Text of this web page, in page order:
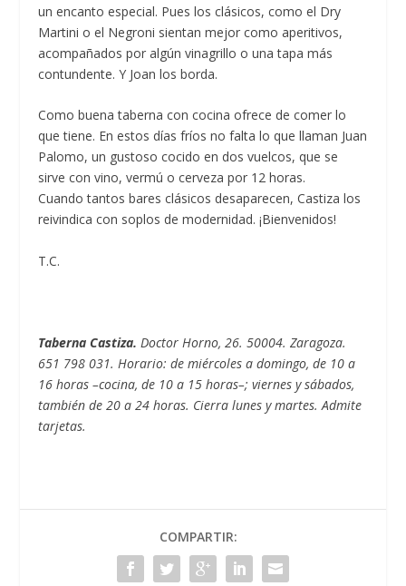
un encanto especial. Pues los clásicos, como el Dry
Martini o el Negroni sientan mejor como aperitivos,
acompañados por algún vinagrillo o una tapa más
contundente. Y Joan los borda.
Como buena taberna con cocina ofrece de comer lo
que tiene. En estos días fríos no falta lo que llaman Juan
Palomo, un gustoso cocido en dos vuelcos, que se
sirve con vino, vermú o cerveza por 12 horas.
Cuando tantos bares clásicos desaparecen, Castiza los
reivindica con soplos de modernidad. ¡Bienvenidos!
T.C.
Taberna Castiza. Doctor Horno, 26. 50004. Zaragoza.
651 798 031. Horario: de miércoles a domingo, de 10 a
16 horas –cocina, de 10 a 15 horas–; viernes y sábados,
también de 20 a 24 horas. Cierra lunes y martes. Admite
tarjetas.
COMPARTIR: